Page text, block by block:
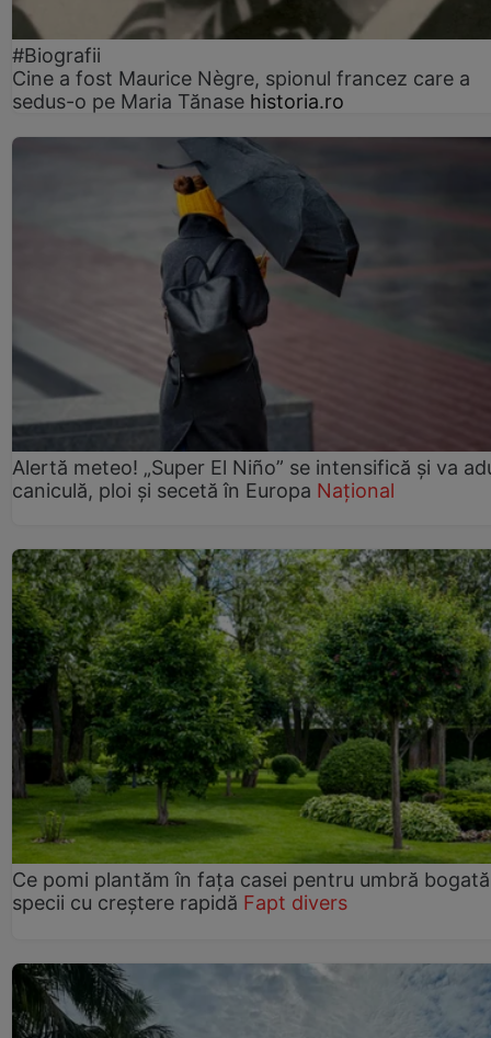
#Biografii
Cine a fost Maurice Nègre, spionul francez care a
sedus-o pe Maria Tănase historia.ro
Alertă meteo! „Super El Niño” se intensifică și va
caniculă, ploi și secetă în Europa Național
Ce pomi plantăm în fața casei pentru umbră
specii cu creștere rapidă Fapt divers